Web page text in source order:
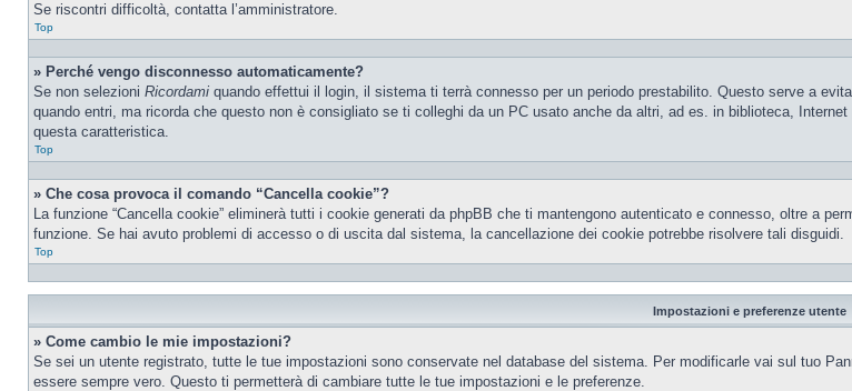
Se riscontri difficoltà, contatta l’amministratore.
Top
» Perché vengo disconnesso automaticamente?
Se non selezioni Ricordami quando effettui il login, il sistema ti terrà connesso per un periodo prestabilito. Questo serve a
quando entri, ma ricorda che questo non è consigliato se ti colleghi da un PC usato anche da altri, ad es. in biblioteca,
questa caratteristica.
Top
» Che cosa provoca il comando “Cancella cookie”?
La funzione “Cancella cookie” eliminerà tutti i cookie generati da phpBB che ti mantengono autenticato e connesso, oltre a
funzione. Se hai avuto problemi di accesso o di uscita dal sistema, la cancellazione dei cookie potrebbe risolvere tali disguidi.
Top
Impostazioni e preferenze utente
» Come cambio le mie impostazioni?
Se sei un utente registrato, tutte le tue impostazioni sono conservate nel database del sistema. Per modificarle vai sul tuo
essere sempre vero. Questo ti permetterà di cambiare tutte le tue impostazioni e le preferenze.